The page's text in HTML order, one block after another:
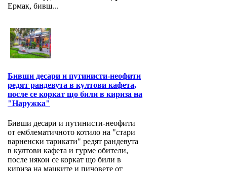
Ермак, бивш...
Бивши десари и путинисти-неофити
редят рандевута в култови кафета,
после се коркат що били в кириза на
"Наружка"
Бивши десари и путинисти-неофити
от емблематичното котило на "стари
варненски тарикати" редят рандевута
в култови кафета и гурме обители,
после някои се коркат що били в
кириза на мацките и пичовете от